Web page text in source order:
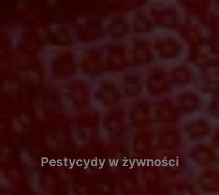
Pestycydy w żywności